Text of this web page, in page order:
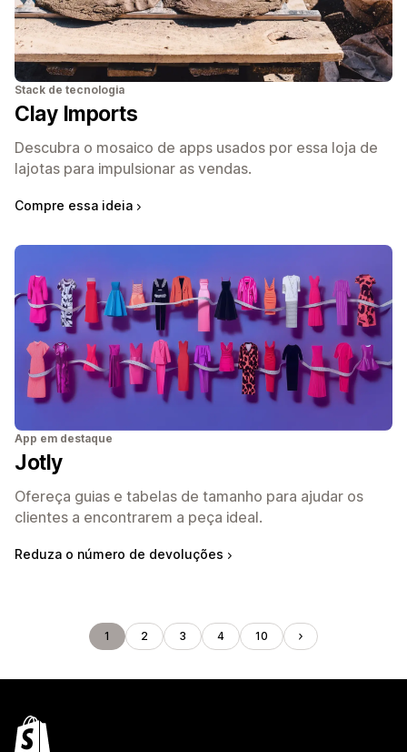
Stack de tecnologia
Clay Imports
Descubra o mosaico de apps usados por essa loja de
lajotas para impulsionar as vendas.
Compre essa ideia
App em destaque
Jotly
Ofereça guias e tabelas de tamanho para ajudar os
clientes a encontrarem a peça ideal.
Reduza o número de devoluções
1 2 3 4 10